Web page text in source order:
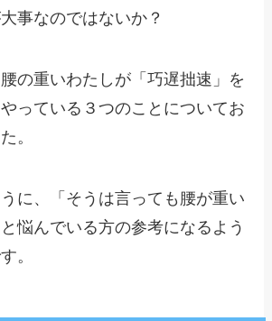
事なのではないか？
の重いわたしが「巧遅拙速」を
っている３つのことについてお
。
に、「そうは言っても腰が重い
悩んでいる方の参考になるよう
。